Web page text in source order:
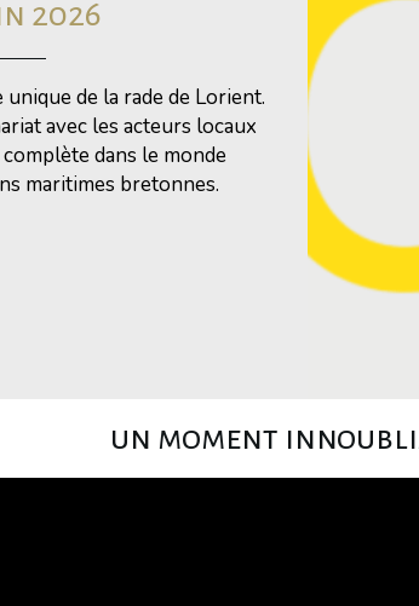
2026
de la rade de Lorient.
avec les acteurs locaux
dans le monde
maritimes bretonnes.
un moment